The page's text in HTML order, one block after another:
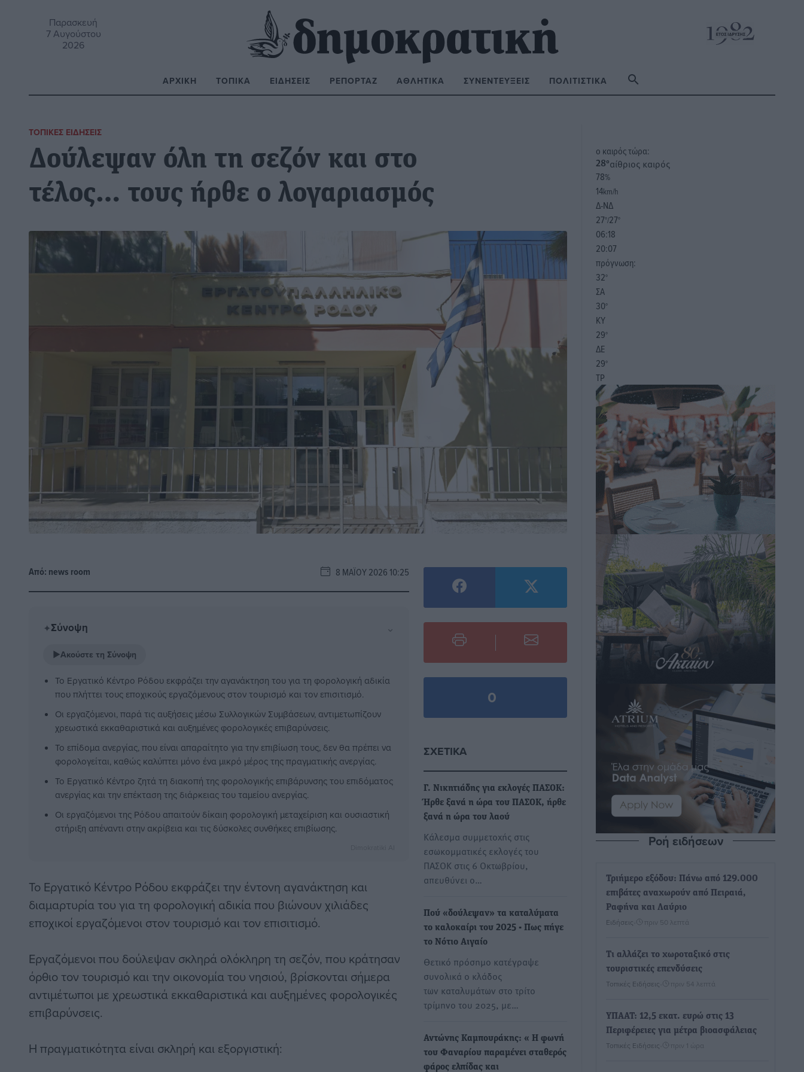
Παρασκευή
7 Αυγούστου
2026
ΑΡΧΙΚΉ ΤΟΠΙΚΆ ΕΙΔΉΣΕΙΣ ΡΕΠΟΡΤΆΖ ΑΘΛΗΤΙΚΆ ΣΥΝΕΝΤΕΎΞΕΙΣ ΠΟΛΙΤΙΣΤΙΚΆ
ΤΟΠΙΚΈΣ ΕΙΔΉΣΕΙΣ
Δούλεψαν όλη τη σεζόν και στο
τέλος… τους ήρθε ο λογαριασμός
Από: news room 8 ΜΑΪ́ΟΥ 2026 10:25
✦Σύνοψη ⌄
▶Ακούστε τη Σύνοψη
Το Εργατικό Κέντρο Ρόδου εκφράζει την αγανάκτηση του για τη φορολογική αδικία
που πλήττει τους εποχικούς εργαζόμενους στον τουρισμό και τον επισιτισμό.
Οι εργαζόμενοι, παρά τις αυξήσεις μέσω Συλλογικών Συμβάσεων, αντιμετωπίζουν
χρεωστικά εκκαθαριστικά και αυξημένες φορολογικές επιβαρύνσεις.
Το επίδομα ανεργίας, που είναι απαραίτητο για την επιβίωση τους, δεν θα πρέπει να
φορολογείται, καθώς καλύπτει μόνο ένα μικρό μέρος της πραγματικής ανεργίας.
Το Εργατικό Κέντρο ζητά τη διακοπή της φορολογικής επιβάρυνσης του επιδόματος
ανεργίας και την επέκταση της διάρκειας του ταμείου ανεργίας.
Οι εργαζόμενοι της Ρόδου απαιτούν δίκαιη φορολογική μεταχείριση και ουσιαστική
στήριξη απέναντι στην ακρίβεια και τις δύσκολες συνθήκες επιβίωσης.
Το Εργατικό Κέντρο Ρόδου εκφράζει την έντονη αγανάκτηση και
διαμαρτυρία του για τη φορολογική αδικία που βιώνουν χιλιάδες
εποχικοί εργαζόμενοι στον τουρισμό και τον επισιτισμό.
Εργαζόμενοι που δούλεψαν σκληρά ολόκληρη τη σεζόν, που κράτησαν
όρθιο τον τουρισμό και την οικονομία του νησιού, βρίσκονται σήμερα
αντιμέτωποι με χρεωστικά εκκαθαριστικά και αυξημένες φορολογικές
επιβαρύνσεις.
Η πραγματικότητα είναι σκληρή και εξοργιστική:
0
ΣΧΕΤΙΚΆ
Γ. Νικητιάδης για εκλογές ΠΑΣΟΚ:
Ήρθε ξανά η ώρα του ΠΑΣΟΚ, ήρθε
ξανά η ώρα του λαού
Κάλεσμα συμμετοχής στις
εσωκομματικές εκλογές του
ΠΑΣΟΚ στις 6 Οκτωβρίου,
απευθύνει ο…
Πού «δούλεψαν» τα καταλύματα
το καλοκαίρι του 2025 - Πως πήγε
το Νότιο Αιγαίο
Θετικό πρόσημο κατέγραψε
συνολικά ο κλάδος
των καταλυμάτων στο τρίτο
τρίμηνο του 2025, με…
Αντώνης Καμπουράκης: « Η φωνή
του Φαναρίου παραμένει σταθερός
φάρος ελπίδας και
o καιρός τώρα:
28°αίθριος καιρός
78%
14km/h
Δ-ΝΔ
27°/27°
06:18
20:07
πρόγνωση:
32°
ΣΑ
30°
ΚΥ
29°
ΔΕ
29°
ΤΡ
Ροή ειδήσεων
Τριήμερο εξόδου: Πάνω από 129.000
επιβάτες αναχωρούν από Πειραιά,
Ραφήνα και Λαύριο
Ειδήσεις πριν 50 λεπτά
Τι αλλάζει το χωροταξικό στις
τουριστικές επενδύσεις
Τοπικές Ειδήσεις πριν 54 λεπτά
ΥΠΑΑΤ: 12,5 εκατ. ευρώ στις 13
Περιφέρειες για μέτρα βιοασφάλειας
Τοπικές Ειδήσεις πριν 1 ώρα